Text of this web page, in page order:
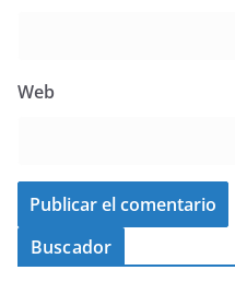
Web
Buscador